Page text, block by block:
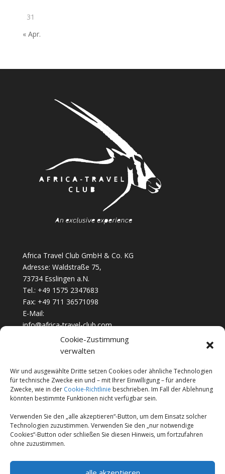
Cookie-Zustimmung
verwalten
Wir und ausgewählte Dritte setzen Cookies oder ähnliche Technologien
für technische Zwecke ein und – mit Ihrer Einwilligung – für andere
Zwecke, wie in der Cookie-Richtlinie beschrieben. Im Fall der Ablehnung
könnten bestimmte Funktionen nicht verfügbar sein.
Verwenden Sie den „alle akzeptieren“-Button, um dem Einsatz solcher
Technologien zuzustimmen. Verwenden Sie den „nur notwendige
Cookies“-Button oder schließen Sie diesen Hinweis, um fortzufahren
ohne zuzustimmen.
31
« Apr.
Africa Travel Club GmbH & Co. KG
Adresse: Waldstraße 75,
73734 Esslingen a.N.
Tel.: +49 1575 2347683
Fax: +49 711 36571098
E-Mail:
info@africa-travel-club.com
Unternehmen
Jobs & Karriere
FAQ’s
Cookie-Richtlinie (EU)
Geschäftsbedingungen
Datenschutzerklärung
Impressum